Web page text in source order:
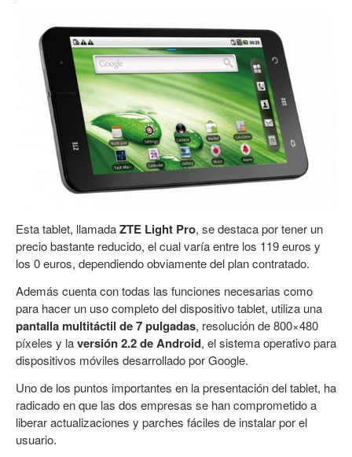
Esta tablet, llamadaZTE Light Pro, se destaca por tener un
precio bastante reducido, el cual varía entre los 119 euros y
los 0 euros, dependiendo obviamente del plan contratado.
Además cuenta con todas las funciones necesarias como
para hacer un uso completo del dispositivo tablet, utiliza una
pantalla multitáctil de 7 pulgadas, resolución de 800×480
píxeles y laversión 2.2 de Android, el sistema operativo para
dispositivos móviles desarrollado por Google.
Uno de los puntos importantes en la presentación del tablet, ha
radicado en que las dos empresas se han comprometido a
liberar actualizaciones y parches fáciles de instalar por el
usuario.